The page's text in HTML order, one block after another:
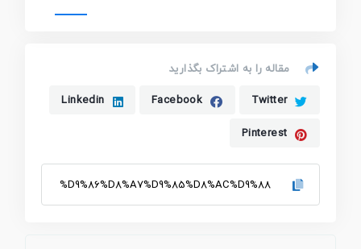
مقاله را به اشتراک بگذارید
Twitter
Facebook
Linkedin
Pinterest